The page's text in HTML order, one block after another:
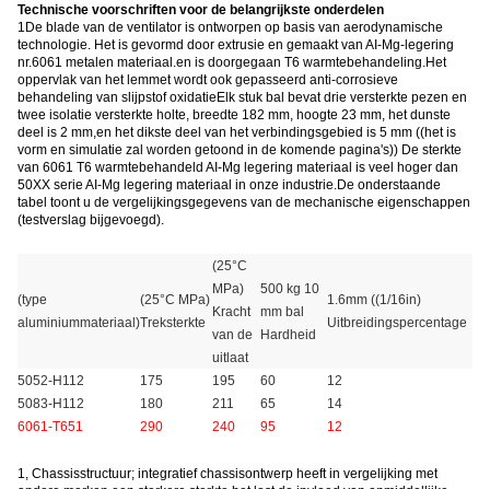
Technische voorschriften voor de belangrijkste onderdelen
1De blade van de ventilator is ontworpen op basis van aerodynamische
technologie. Het is gevormd door extrusie en gemaakt van AI-Mg-legering
nr.6061 metalen materiaal.en is doorgegaan T6 warmtebehandeling.Het
oppervlak van het lemmet wordt ook gepasseerd anti-corrosieve
behandeling van slijpstof oxidatieElk stuk bal bevat drie versterkte pezen en
twee isolatie versterkte holte, breedte 182 mm, hoogte 23 mm, het dunste
deel is 2 mm,en het dikste deel van het verbindingsgebied is 5 mm ((het is
vorm en simulatie zal worden getoond in de komende pagina's)) De sterkte
van 6061 T6 warmtebehandeld AI-Mg legering materiaal is veel hoger dan
50XX serie AI-Mg legering materiaal in onze industrie.De onderstaande
tabel toont u de vergelijkingsgegevens van de mechanische eigenschappen
(testverslag bijgevoegd).
(type
aluminiummateriaal)
(25°C MPa)
Treksterkte
(25°C
MPa)
Kracht
van de
uitlaat
500 kg 10
mm bal
Hardheid
1.6mm ((1/16in)
Uitbreidingspercentage
5052-H112 175 195 60
12
5083-H112
180 211 65
14
6061-T651
290 240 95 12
1, Chassisstructuur; integratief chassisontwerp heeft in vergelijking met